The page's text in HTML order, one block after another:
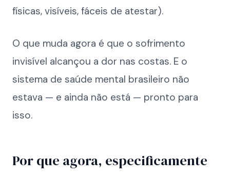
físicas, visíveis, fáceis de atestar).
O que muda agora é que o sofrimento
invisível alcançou a dor nas costas. E o
sistema de saúde mental brasileiro não
estava — e ainda não está — pronto para
isso.
Por que agora, especificamente